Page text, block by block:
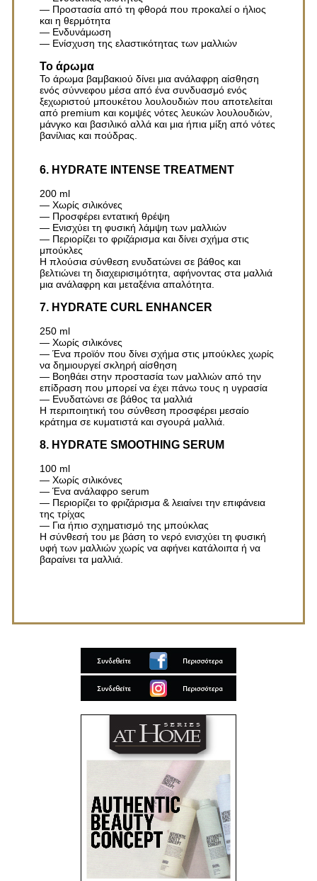
— Προστασία από τη φθορά που προκαλεί ο ήλιος
και η θερμότητα
— Ενδυνάμωση
— Ενίσχυση της ελαστικότητας των μαλλιών
Το άρωμα
Το άρωμα βαμβακιού δίνει μια ανάλαφρη αίσθηση
ενός σύννεφου μέσα από ένα συνδυασμό ενός
ξεχωριστού μπουκέτου λουλουδιών που αποτελείται
από premium και κομψές νότες λευκών λουλουδιών,
μάνγκο και βασιλικό αλλά και μια ήπια μίξη από νότες
βανίλιας και πούδρας.
6. HYDRATE INTENSE TREATMENT
200 ml
— Χωρίς σιλικόνες
— Προσφέρει εντατική θρέψη
— Ενισχύει τη φυσική λάμψη των μαλλιών
— Περιορίζει το φριζάρισμα και δίνει σχήμα στις
μπούκλες
Η πλούσια σύνθεση ενυδατώνει σε βάθος και
βελτιώνει τη διαχειρισιμότητα, αφήνοντας στα μαλλιά
μια ανάλαφρη και μεταξένια απαλότητα.
7. HYDRATE CURL ENHANCER
250 ml
— Χωρίς σιλικόνες
— Ένα προϊόν που δίνει σχήμα στις μπούκλες χωρίς
να δημιουργεί σκληρή αίσθηση
— Βοηθάει στην προστασία των μαλλιών από την
επίδραση που μπορεί να έχει πάνω τους η υγρασία
— Ενυδατώνει σε βάθος τα μαλλιά
Η περιποιητική του σύνθεση προσφέρει μεσαίο
κράτημα σε κυματιστά και σγουρά μαλλιά.
8. HYDRATE SMOOTHING SERUM
100 ml
— Χωρίς σιλικόνες
— Ένα ανάλαφρο serum
— Περιορίζει το φριζάρισμα & λειαίνει την επιφάνεια
της τρίχας
— Για ήπιο σχηματισμό της μπούκλας
Η σύνθεσή του με βάση το νερό ενισχύει τη φυσική
υφή των μαλλιών χωρίς να αφήνει κατάλοιπα ή να
βαραίνει τα μαλλιά.